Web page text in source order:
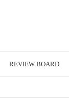
REVIEW BOARD